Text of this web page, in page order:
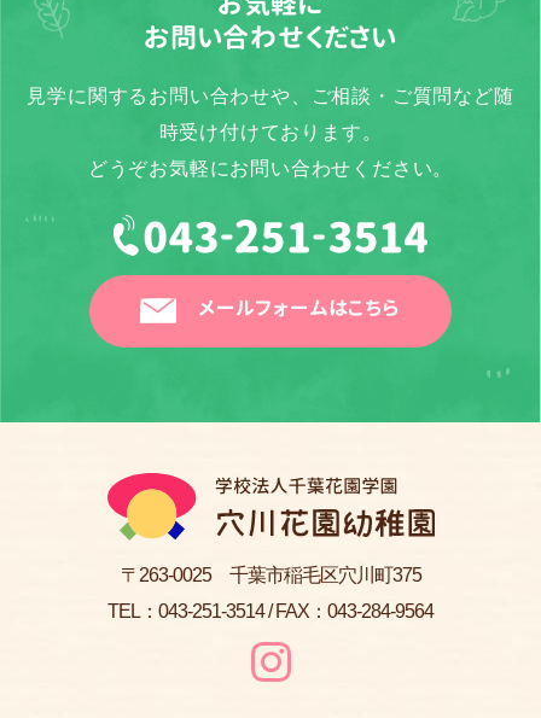
お問い合わせください
見学に関するお問い合わせや、ご相談・ご質問など随
時受け付けております。
どうぞお気軽にお問い合わせください。
メールフォームはこちら
〒263-0025 千葉市稲毛区穴川町375
TEL： 043-251-3514/ FAX：043-284-9564